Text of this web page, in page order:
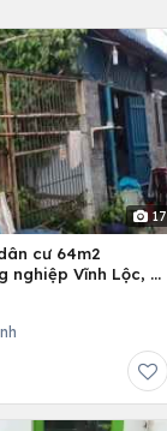
17
cư 64m2
nghiệp Vĩnh Lộc, H.
Minh